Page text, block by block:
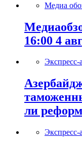
Медиа
16:00 4
Экспресс-
ли
Экспресс-